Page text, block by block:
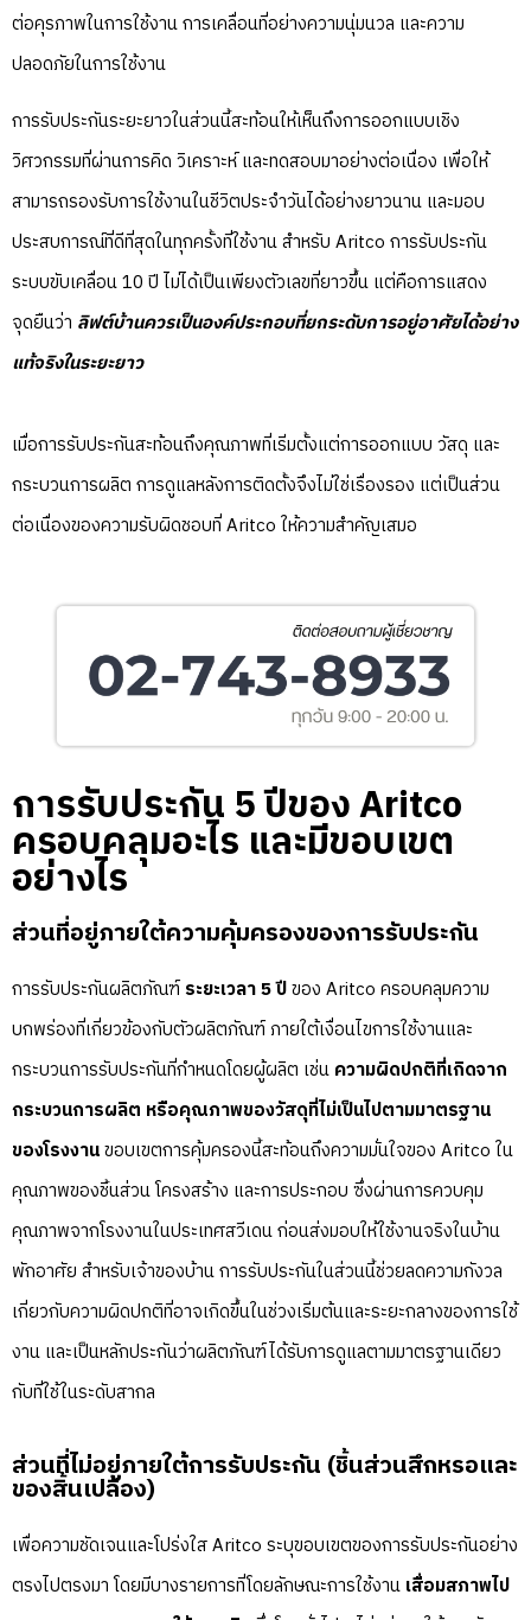
ต่อคุรภาพในการใช้งาน การเคลื่อนที่อย่างความนุ่มนวล และความ
ปลอดภัยในการใช้งาน
การรับประกันระยะยาวในส่วนนี้สะท้อนให้เห็นถึงการออกแบบเชิง
วิศวกรรมที่ผ่านการคิด วิเคราะห์ และทดสอบมาอย่างต่อเนื่อง เพื่อให้
สามารถรองรับการใช้งานในชีวิตประจำวันได้อย่างยาวนาน และมอบ
ประสบการณ์ที่ดีที่สุดในทุกครั้งที่ใช้งาน สำหรับ Aritco การรับประกัน
ระบบขับเคลื่อน 10 ปี ไม่ได้เป็นเพียงตัวเลขที่ยาวขึ้น แต่คือการแสดง
จุดยืนว่า ลิฟต์บ้านควรเป็นองค์ประกอบที่ยกระดับการอยู่อาศัยได้อย่าง
แท้จริงในระยะยาว
เมื่อการรับประกันสะท้อนถึงคุณภาพที่เริ่มตั้งแต่การออกแบบ วัสดุ และ
กระบวนการผลิต การดูแลหลังการติดตั้งจึงไม่ใช่เรื่องรอง แต่เป็นส่วน
ต่อเนื่องของความรับผิดชอบที่ Aritco ให้ความสำคัญเสมอ
การรับประกัน 5 ปีของ Aritco
ครอบคลุมอะไร และมีขอบเขต
อย่างไร
ส่วนที่อยู่ภายใต้ความคุ้มครองของการรับประกัน
การรับประกันผลิตภัณฑ์ ระยะเวลา 5 ปีของ Aritco ครอบคลุมความ
บกพร่องที่เกี่ยวข้องกับตัวผลิตภัณฑ์ ภายใต้เงื่อนไขการใช้งานและ
กระบวนการรับประกันที่กำหนดโดยผู้ผลิต เช่น ความผิดปกติที่เกิดจาก
กระบวนการผลิต หรือคุณภาพของวัสดุที่ไม่เป็นไปตามมาตรฐาน
ของโรงงานขอบเขตการคุ้มครองนี้สะท้อนถึงความมั่นใจของ Aritco ใน
คุณภาพของชิ้นส่วน โครงสร้าง และการประกอบ ซึ่งผ่านการควบคุม
คุณภาพจากโรงงานในประเทศสวีเดน ก่อนส่งมอบให้ใช้งานจริงในบ้าน
พักอาศัย สำหรับเจ้าของบ้าน การรับประกันในส่วนนี้ช่วยลดความกังวล
เกี่ยวกับความผิดปกติที่อาจเกิดขึ้นในช่วงเริ่มต้นและระยะกลางของการใช้
งาน และเป็นหลักประกันว่าผลิตภัณฑ์ได้รับการดูแลตามมาตรฐานเดียว
กับที่ใช้ในระดับสากล
ส่วนที่ไม่อยู่ภายใต้การรับประกัน (ชิ้นส่วนสึกหรอและ
ของสิ้นเปลือง)
เพื่อความชัดเจนและโปร่งใส Aritco ระบุขอบเขตของการรับประกันอย่าง
ตรงไปตรงมา โดยมีบางรายการที่โดยลักษณะการใช้งาน เสื่อมสภาพไป